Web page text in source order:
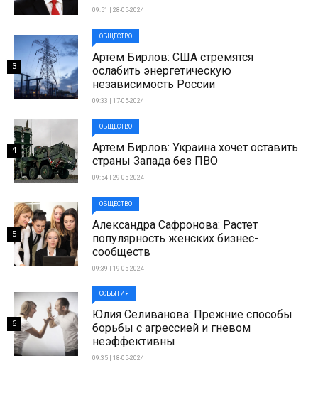
09:51 | 28-05-2024
ОБЩЕСТВО
Артем Бирлов: США стремятся
ослабить энергетическую
независимость России
09:33 | 17-05-2024
3
ОБЩЕСТВО
Артем Бирлов: Украина хочет оставить
страны Запада без ПВО
09:54 | 29-05-2024
4
ОБЩЕСТВО
Александра Сафронова: Растет
популярность женских бизнес-
сообществ
09:39 | 19-05-2024
5
СОБЫТИЯ
Юлия Селиванова: Прежние способы
борьбы с агрессией и гневом
неэффективны
09:35 | 18-05-2024
6